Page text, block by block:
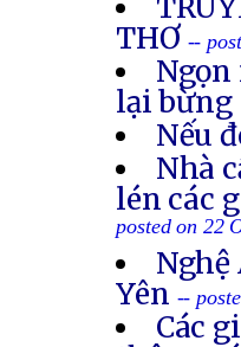
THƠ --
lại bừng
Nếu
Nhà
lén các
posted on 22
Nghệ
Yên --
Các